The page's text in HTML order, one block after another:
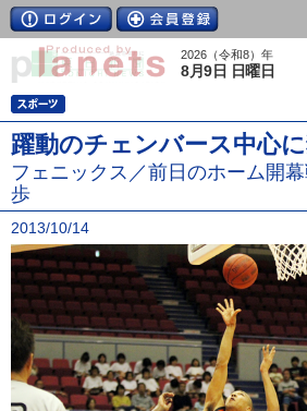
2026（令和8）年
8月9日 日曜日
躍動のチェンバース中心
フェニックス／前日のホーム開
歩
2013/10/14